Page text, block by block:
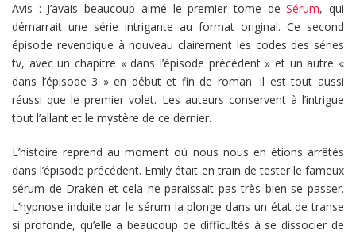
Avis : J’avais beaucoup aimé le premier tome deSérum, qui
démarrait une série intrigante au format original. Ce second
épisode revendique à nouveau clairement les codes des séries
tv, avec un chapitre « dans l’épisode précédent » et un autre «
dans l’épisode 3 » en début et fin de roman. Il est tout aussi
réussi que le premier volet. Les auteurs conservent à l’intrigue
tout l’allant et le mystère de ce dernier.
L’histoire reprend au moment où nous nous en étions arrêtés
dans l’épisode précédent. Emily était en train de tester le fameux
sérum de Draken et cela ne paraissait pas très bien se passer.
L’hypnose induite par le sérum la plonge dans un état de transe
si profonde, qu’elle a beaucoup de difficultés à se dissocier de